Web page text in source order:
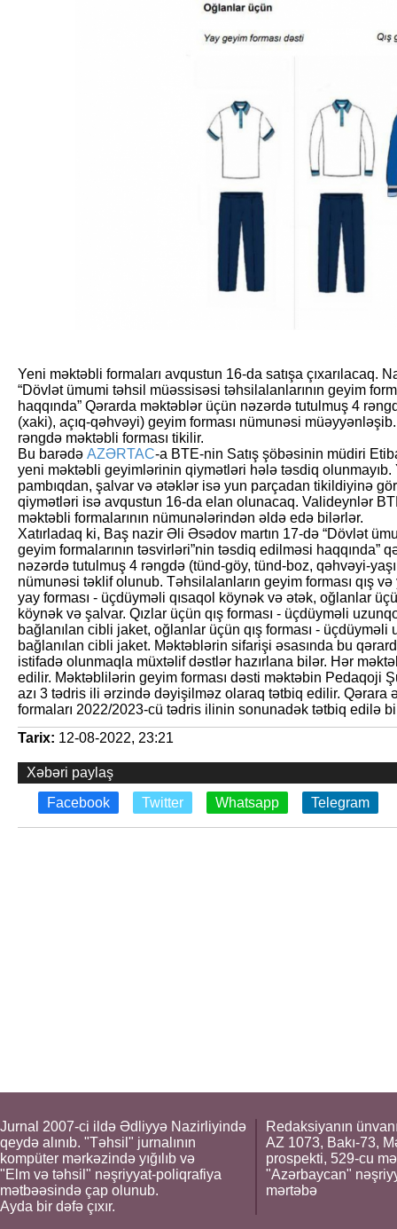
Yeni məktəbli formaları avqustun 16-da satışa çıxarılacaq.
“Dövlət ümumi təhsil müəssisəsi təhsilalanlarının geyim
haqqında” Qərarda məktəblər üçün nəzərdə tutulmuş 4
(xaki), açıq-qəhvəyi) geyim forması nümunəsi
rəngdə məktəbli forması tikilir.
Bu barədə AZƏRTAC-a BTE-nin Satış şöbəsinin müdiri
yeni məktəbli geyimlərinin qiymətləri hələ təsdiq
pambıqdan, şalvar və ətəklər isə yun parçadan tikildiyinə
qiymətləri isə avqustun 16-da elan olunacaq. Valideynlər
məktəbli formalarının nümunələrindən əldə edə bilərlər.
Xatırladaq ki, Baş nazir Əli Əsədov martın 17-də “Dövlət
geyim formalarının təsvirləri”nin təsdiq edilməsi haqqında”
nəzərdə tutulmuş 4 rəngdə (tünd-göy, tünd-boz, qəhvəyi-
nümunəsi təklif olunub. Təhsilalanların geyim forması qış
yay forması - üçdüyməli qısaqol köynək və ətək, oğlanlar
köynək və şalvar. Qızlar üçün qış forması - üçdüyməli
bağlanılan cibli jaket, oğlanlar üçün qış forması -
bağlanılan cibli jaket. Məktəblərin sifarişi əsasında bu
istifadə olunmaqla müxtəlif dəstlər hazırlana bilər. Hər
edilir. Məktəblilərin geyim forması dəsti məktəbin Pedaqoji
azı 3 tədris ili ərzində dəyişilməz olaraq tətbiq edilir. Qərara
formaları 2022/2023-cü tədris ilinin sonunadək tətbiq edilə
Tarix: 12-08-2022, 23:21
Xəbəri paylaş
Facebook
Twitter Whatsapp Telegram
Jurnal 2007-ci ildə Ədliyyə Nazirliyində
qeydə alınıb. "Təhsil" jurnalının
kompüter mərkəzində yığılıb və
"Elm və təhsil" nəşriyyat-poliqrafiya
mətbəəsində çap olunub.
Ayda bir dəfə çıxır.
Redaksiyanın
AZ 1073, Bakı-73,
prospekti, 529-cu
"Azərbaycan"
mərtəbə